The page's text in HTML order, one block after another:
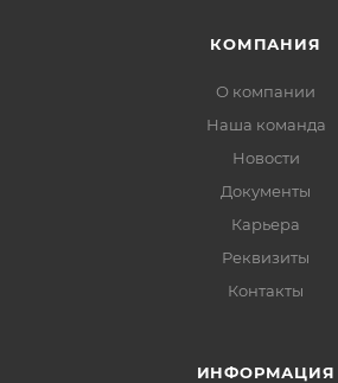
КОМПАНИЯ
О компании
Наша команда
Новости
Документы
Карьера
Реквизиты
Контакты
ИНФОРМАЦИЯ